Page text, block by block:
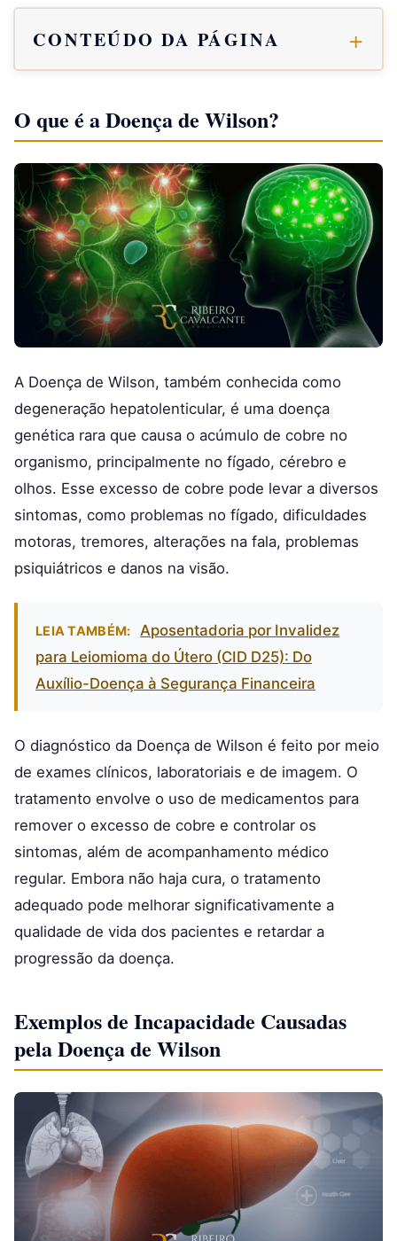
CONTEÚDO DA PÁGINA
O que é a Doença de Wilson?
A Doença de Wilson, também conhecida como
degeneração hepatolenticular, é uma doença
genética rara que causa o acúmulo de cobre no
organismo, principalmente no fígado, cérebro e
olhos. Esse excesso de cobre pode levar a diversos
sintomas, como problemas no fígado, dificuldades
motoras, tremores, alterações na fala, problemas
psiquiátricos e danos na visão.
LEIA TAMBÉM:
Aposentadoria por Invalidez
para Leiomioma do Útero (CID D25): Do
Auxílio-Doença à Segurança Financeira
O diagnóstico da Doença de Wilson é feito por meio
de exames clínicos, laboratoriais e de imagem. O
tratamento envolve o uso de medicamentos para
remover o excesso de cobre e controlar os
sintomas, além de acompanhamento médico
regular. Embora não haja cura, o tratamento
adequado pode melhorar significativamente a
qualidade de vida dos pacientes e retardar a
progressão da doença.
Exemplos de Incapacidade Causadas
pela Doença de Wilson